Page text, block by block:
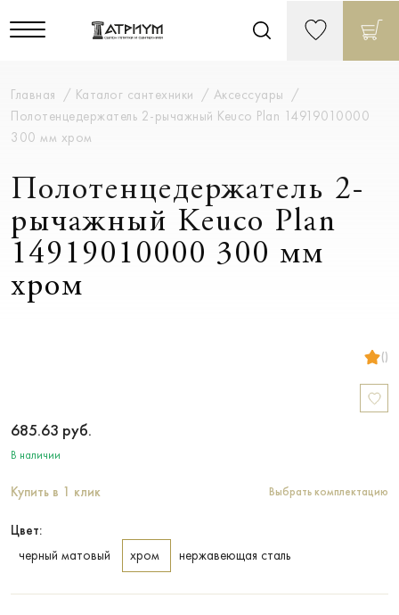
Главная Каталог сантехники
Аксессуары
Полотенцедержатель 2-рычажный Keuco Plan 14919010000
300 мм хром
Полотенцедержатель 2-
рычажный Keuco Plan
14919010000 300 мм
хром
()
685.63 руб.
В наличии
Купить в 1 клик Выбрать комплектацию
Цвет:
черный матовый
хром нержавеющая сталь